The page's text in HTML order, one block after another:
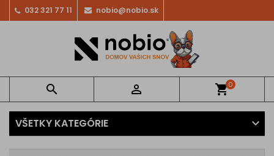
032 321 77 11 nobio@nobio.sk
  shopping_cart0
VŠETKY KATEGÓRIE